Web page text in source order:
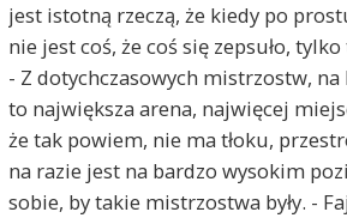
jest istotną rzeczą, że kiedy po
nie jest coś, że coś się zepsuło,
- Z dotychczasowych mistrzostw, na
to największa arena, najwięcej
że tak powiem, nie ma tłoku,
na razie jest na bardzo wysokim
sobie, by takie mistrzostwa były. -